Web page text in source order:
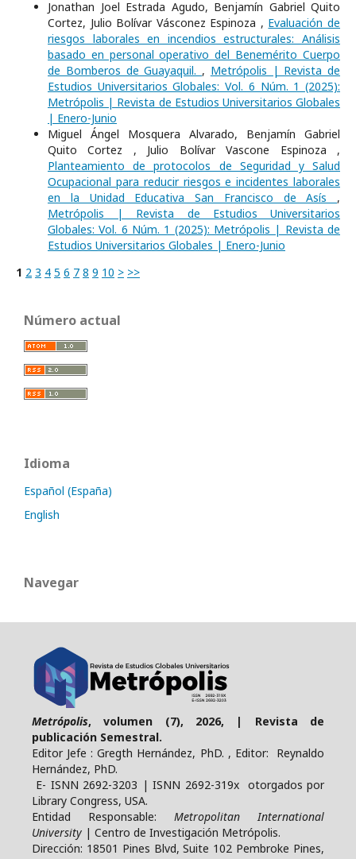
Jonathan Joel Estrada Agudo, Benjamín Gabriel Quito
Cortez, Julio Bolívar Vásconez Espinoza , Evaluación de
riesgos laborales en incendios estructurales: Análisis
basado en personal operativo del Benemérito Cuerpo
de Bomberos de Guayaquil. , Metrópolis | Revista de
Estudios Universitarios Globales: Vol. 6 Núm. 1 (2025):
Metrópolis | Revista de Estudios Universitarios Globales
| Enero-Junio
Miguel Ángel Mosquera Alvarado, Benjamín Gabriel
Quito Cortez , Julio Bolívar Vascone Espinoza ,
Planteamiento de protocolos de Seguridad y Salud
Ocupacional para reducir riesgos e incidentes laborales
en la Unidad Educativa San Francisco de Asís ,
Metrópolis | Revista de Estudios Universitarios
Globales: Vol. 6 Núm. 1 (2025): Metrópolis | Revista de
Estudios Universitarios Globales | Enero-Junio
1 2 3 4 5 6 7 8 9 10 > >>
Número actual
Idioma
Español (España)
English
Navegar
Metrópolis, volumen (7), 2026, | Revista de
publicación Semestral.
Editor Jefe : Gregth Hernández, PhD. , Editor: Reynaldo
Hernández, PhD.
E- ISNN 2692-3203 | ISNN 2692-319x otorgados por
Library Congress, USA.
Entidad Responsable: Metropolitan International
University | Centro de Investigación Metrópolis.
Dirección: 18501 Pines Blvd, Suite 102 Pembroke Pines,